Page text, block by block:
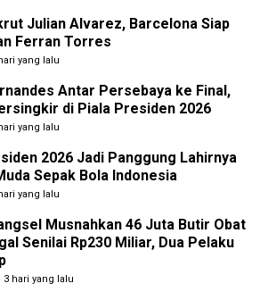
Julian Alvarez, Barcelona Siap
Ferran Torres
yang lalu
Antar Persebaya ke Final,
di Piala Presiden 2026
yang lalu
2026 Jadi Panggung Lahirnya
Sepak Bola Indonesia
yang lalu
Musnahkan 46 Juta Butir Obat
Senilai Rp230 Miliar, Dua Pelaku
| 3 hari yang lalu